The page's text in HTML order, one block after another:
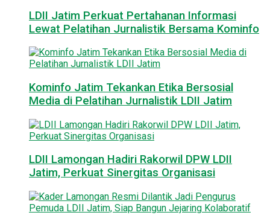
LDII Jatim Perkuat Pertahanan Informasi
Lewat Pelatihan Jurnalistik Bersama Kominfo
Kominfo Jatim Tekankan Etika Bersosial
Media di Pelatihan Jurnalistik LDII Jatim
LDII Lamongan Hadiri Rakorwil DPW LDII
Jatim, Perkuat Sinergitas Organisasi